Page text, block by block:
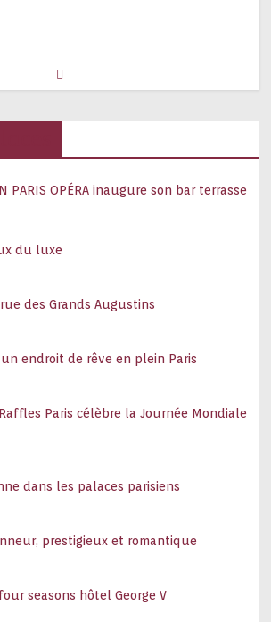
PARIS OPÉRA inaugure son bar terrasse
du luxe
rue des Grands Augustins
un endroit de rêve en plein Paris
Paris célèbre la Journée Mondiale
dans les palaces parisiens
prestigieux et romantique
seasons hôtel George V